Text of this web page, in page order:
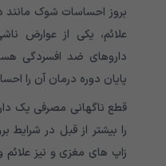
علائم، یکی از عوارض
داروهای ضد افسردگی
پایان دوره درمان آن را
قطع ناگهانی مصرفی یک
را بیشتر از قبل در
زاپ های مغزی و نیز